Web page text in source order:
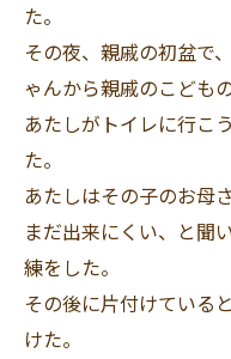
た。
その夜、親戚の初盆で
ゃんから親戚のこども
あたしがトイレに行こ
た。
あたしはその子のお母
まだ出来にくい、と聞
練をした。
その後に片付けている
けた。